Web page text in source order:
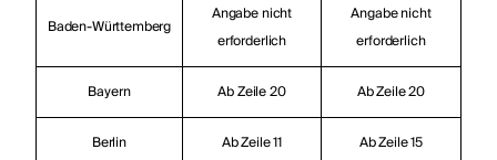
Baden-Württemberg
Angabe nicht
erforderlich
Angabe nicht
erforderlich
Bayern Ab Zeile 20 Ab Zeile 20
Berlin Ab Zeile 11 Ab Zeile 15